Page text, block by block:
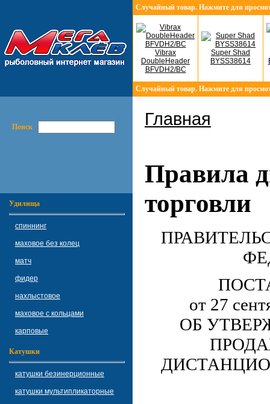
Случайный товар. Нажмите для
Vibrax
DoubleHeader
BFVDH2/BC
Super Shad
BYSS38614
Случайный товар. Нажмите для
Поиск
Удилища
спиннинг
маховое без колец
матч
фидер
нахлыстовое
маховое с кольцами
карповые
Катушки
катушки безинерционные
катушки мультипликаторные
Главная
Правила
торговли
от 27
ОБ